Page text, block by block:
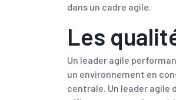
dans un cadre agile.
Les
Un leader agile
un environnement en
centrale. Un leader